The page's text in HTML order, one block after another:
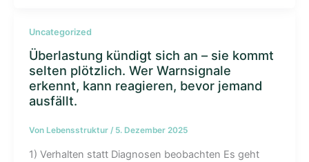
Uncategorized
Überlastung kündigt sich an – sie kommt
selten plötzlich. Wer Warnsignale
erkennt, kann reagieren, bevor jemand
ausfällt.
Von Lebensstruktur / 5. Dezember 2025
1) Verhalten statt Diagnosen beobachten Es geht